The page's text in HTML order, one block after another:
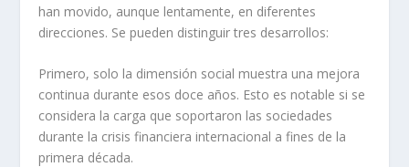
han movido, aunque lentamente, en diferentes
direcciones. Se pueden distinguir tres desarrollos:
Primero, solo la dimensión social muestra una mejora
continua durante esos doce años. Esto es notable si se
considera la carga que soportaron las sociedades
durante la crisis financiera internacional a fines de la
primera década.